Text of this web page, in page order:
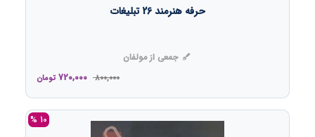
حرفه هنرمند 26 تبلیغات
جمعی از مولفان
800,000
720,000 تومان
10 %